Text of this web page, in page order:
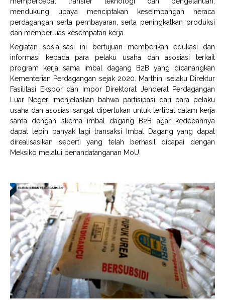
mendukung upaya menciptakan keseimbangan neraca
perdagangan serta pembayaran, serta peningkatkan produksi
dan memperluas kesempatan kerja.
Kegiatan sosialisasi ini bertujuan memberikan edukasi dan
informasi kepada para pelaku usaha dan asosiasi terkait
program kerja sama imbal dagang B2B yang dicanangkan
Kementerian Perdagangan sejak 2020. Marthin, selaku Direktur
Fasilitasi Ekspor dan Impor Direktorat Jenderal Perdagangan
Luar Negeri menjelaskan bahwa partisipasi dari para pelaku
usaha dan asosiasi sangat diperlukan untuk terlibat dalam kerja
sama dengan skema imbal dagang B2B agar kedepannya
dapat lebih banyak lagi transaksi Imbal Dagang yang dapat
direalisasikan seperti yang telah berhasil dicapai dengan
Meksiko melalui penandatanganan MoU.